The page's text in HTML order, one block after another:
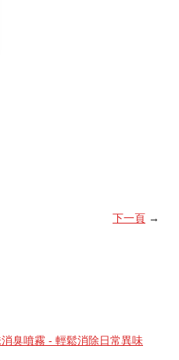
下一頁 →
臭噴霧 - 輕鬆消除日常異味